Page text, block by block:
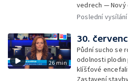
vedrech — Nový
— Květinová
Poslední vysílání
26 min
30.
Půdní sucho se
odolnosti
klíšťové
Zastavení